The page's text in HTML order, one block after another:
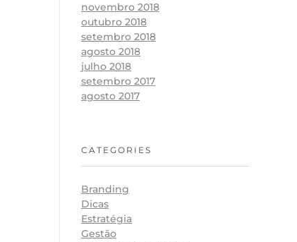
novembro 2018
outubro 2018
setembro 2018
agosto 2018
julho 2018
setembro 2017
agosto 2017
CATEGORIES
Branding
Dicas
Estratégia
Gestão